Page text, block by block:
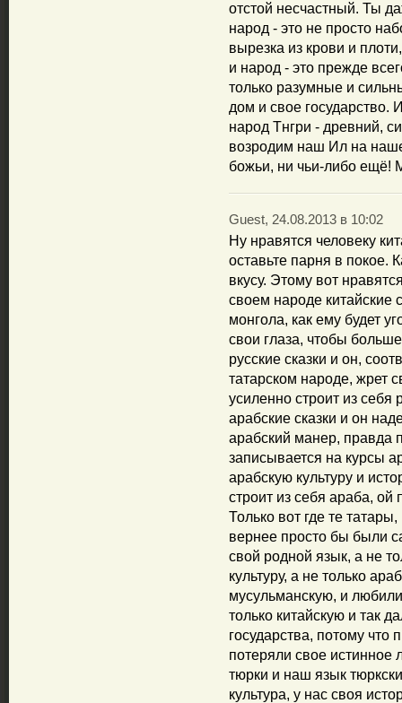
отстой несчастный. Ты
народ - это не просто
вырезка из крови и
и народ - это прежде
только разумные и
дом и свое
народ Тнгри - древний,
возродим наш Ил на
божьи, ни чьи-либо ещё!
Guest, 24.08.2013 в 10:02
Ну нравятся человеку
оставьте парня в покое.
вкусу. Этому вот
своем народе китайские
монгола, как ему будет
свои глаза, чтобы
русские сказки и он,
татарском народе, жрет
усиленно строит из себя
арабские сказки и он
арабский манер, правда
записывается на курсы
арабскую культуру и
строит из себя араба,
Только вот где те
вернее просто бы были
свой родной язык, а не
культуру, а не только
мусульманскую, и
только китайскую и так
государства, потому
потеряли свое истинное
тюрки и наш язык
культура, у нас своя